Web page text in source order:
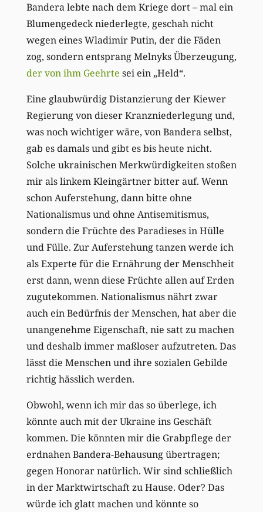
Bandera lebte nach dem Kriege dort – mal ein
Blumengedeck niederlegte, geschah nicht
wegen eines Wladimir Putin, der die Fäden
zog, sondern entsprang Melnyks Überzeugung,
der von ihm Geehrte sei ein „Held“.
Eine glaubwürdig Distanzierung der Kiewer
Regierung von dieser Kranzniederlegung und,
was noch wichtiger wäre, von Bandera selbst,
gab es damals und gibt es bis heute nicht.
Solche ukrainischen Merkwürdigkeiten stoßen
mir als linkem Kleingärtner bitter auf. Wenn
schon Auferstehung, dann bitte ohne
Nationalismus und ohne Antisemitismus,
sondern die Früchte des Paradieses in Hülle
und Fülle. Zur Auferstehung tanzen werde ich
als Experte für die Ernährung der Menschheit
erst dann, wenn diese Früchte allen auf Erden
zugutekommen. Nationalismus nährt zwar
auch ein Bedürfnis der Menschen, hat aber die
unangenehme Eigenschaft, nie satt zu machen
und deshalb immer maßloser aufzutreten. Das
lässt die Menschen und ihre sozialen Gebilde
richtig hässlich werden.
Obwohl, wenn ich mir das so überlege, ich
könnte auch mit der Ukraine ins Geschäft
kommen. Die könnten mir die Grabpflege der
erdnahen Bandera-Behausung übertragen;
gegen Honorar natürlich. Wir sind schließlich
in der Marktwirtschaft zu Hause. Oder? Das
würde ich glatt machen und könnte so